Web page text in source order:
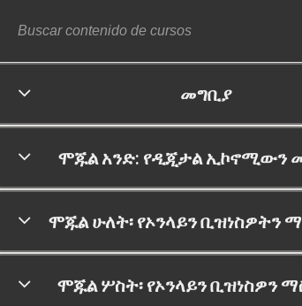
መግቢያ
ሞጁል አንድ: የዲጂታል ኢኮኖሚውን
ሞጁል ሁለት፡ የኦንላይን ቢዝነስዎትን
ሞጁል ሦስት፡ የኦንላይን ቢዝነስዎን